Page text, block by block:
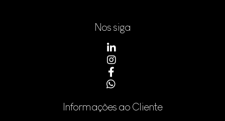
Nos siga
Informações ao Cliente